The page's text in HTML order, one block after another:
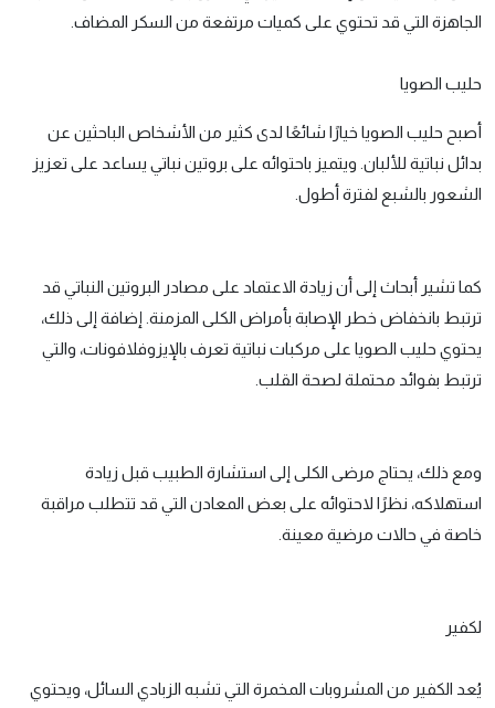
الجاهزة التي قد تحتوي على كميات مرتفعة من السكر المضاف.
حليب الصويا
أصبح حليب الصويا خيارًا شائعًا لدى كثير من الأشخاص الباحثين عن
بدائل نباتية للألبان. ويتميز باحتوائه على بروتين نباتي يساعد على تعزيز
الشعور بالشبع لفترة أطول.
كما تشير أبحاث إلى أن زيادة الاعتماد على مصادر البروتين النباتي قد
ترتبط بانخفاض خطر الإصابة بأمراض الكلى المزمنة. إضافة إلى ذلك،
يحتوي حليب الصويا على مركبات نباتية تعرف بالإيزوفلافونات، والتي
ترتبط بفوائد محتملة لصحة القلب.
ومع ذلك، يحتاج مرضى الكلى إلى استشارة الطبيب قبل زيادة
استهلاكه، نظرًا لاحتوائه على بعض المعادن التي قد تتطلب مراقبة
خاصة في حالات مرضية معينة.
لكفير
يُعد الكفير من المشروبات المخمرة التي تشبه الزبادي السائل، ويحتوي